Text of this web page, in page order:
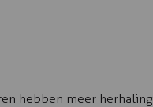
hebben meer herhaling